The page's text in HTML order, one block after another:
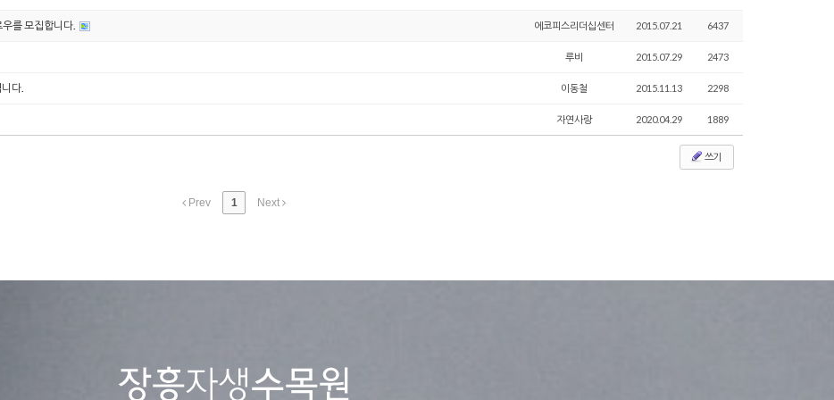
를 모집합니다. 에코피스리더십센터 2015.07.21 6437
루비 2015.07.29 2473
다. 이동철 2015.11.13 2298
자연사랑 2020.04.29 1889
쓰기
Prev 1 Next